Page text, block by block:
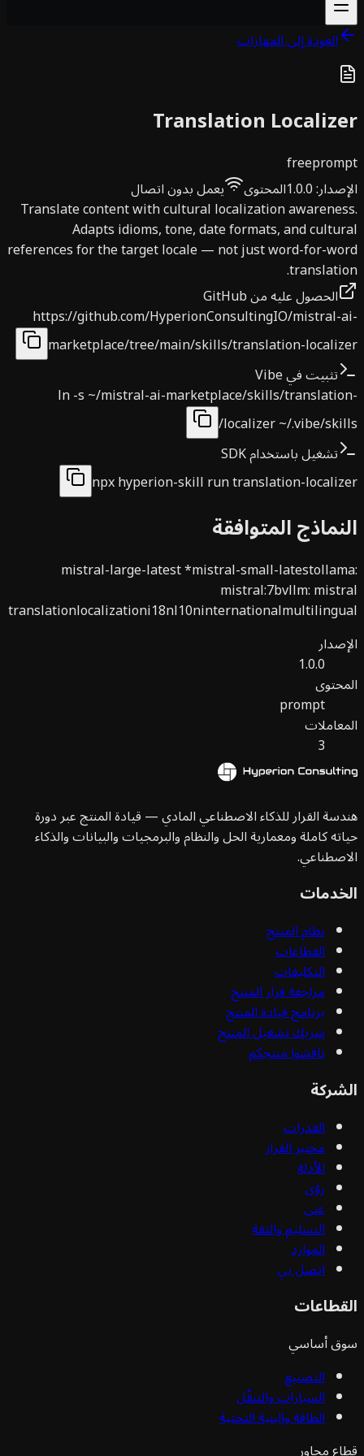
العودة إلى المهارات
Translation
free
:
1.0.0المحتوى يعمل بدون اتصال
Translate content with cultural localization
Adapts idioms, tone, date formats, and
references for the target locale — not just word-for-
الحصول عليه من GitHub
https://github.com/HyperionConsultingIO/
marketplace/tree/main/skills/translation-
تثبيت في Vibe
ln -s ~/mistral-ai-marketplace/skills/
localizer ~/.vibe/
تشغيل باستخدام SDK
npx hyperion-skill run translation-
المتوافقة
mistral-large-latest*mistral-small-latest
mistral:7bvllm:
translationlocalizationi18nl10ninternational
1.0.0
prompt
القرار للذكاء الاصطناعي المادي — قيادة المنتج عبر دورة
كاملة ومعمارية الحل والنظام والبرمجيات والبيانات والذكاء
نظام المنتج
القطاعات
التكليفات
مراجعة قرار المنتج
برنامج قيادة المنتج
شريك تشغيل المنتج
ناقشوا منتجكم
القدرات
مختبر القرار
الأدلة
رؤى
عني
التسليم والثقة
الموارد
اتصل بي
أساسي
التصنيع
السيارات والتنقّل
الطاقة والبنية التحتية